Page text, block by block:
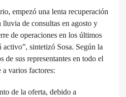
empezó una lenta recuperación
de consultas en agosto y
de operaciones en los últimos
activo”, sintetizó Sosa. Según la
de sus representantes en todo el
a varios factores:
de la oferta, debido a